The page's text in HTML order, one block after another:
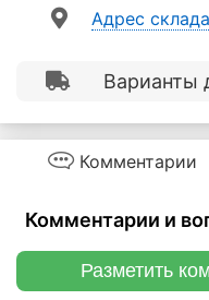
Aдрес склада
Варианты
Комментарии
Комментарии и
Разметить